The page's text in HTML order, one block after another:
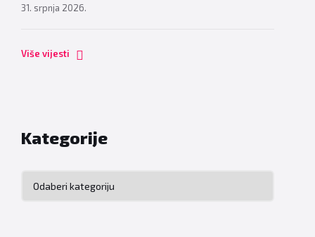
31. srpnja 2026.
Više vijesti
Kategorije